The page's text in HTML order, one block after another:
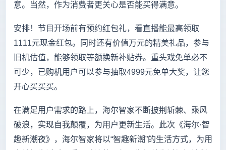
意。当然，作为消费者更关心是否能买得满意。
安排！节目开场前有预约红包礼，看直播能最高领取
1111元现金红包。同时还有价值万元的精美礼品，参与
旧机估值，能够领取等额换新补贴券。重头戏免单必不
可少，已购机用户可以参与抽取4999元免单大奖，让您
开心买买买。
在满足用户需求的路上，海尔智家不断披荆斩棘、乘风
破浪，实现自我颠覆，为用户更新生活。此次《海尔·智
趣新潮夜》，海尔智家将以“智趣新潮”的生活方式，为用